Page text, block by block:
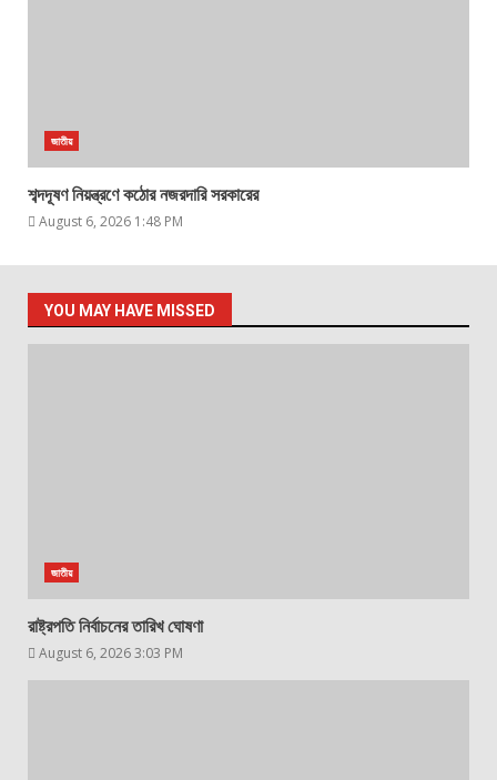
জাতীয়
শব্দদূষণ নিয়ন্ত্রণে কঠোর নজরদারি সরকারের
August 6, 2026 1:48 PM
YOU MAY HAVE MISSED
জাতীয়
রাষ্ট্রপতি নির্বাচনের তারিখ ঘোষণা
August 6, 2026 3:03 PM